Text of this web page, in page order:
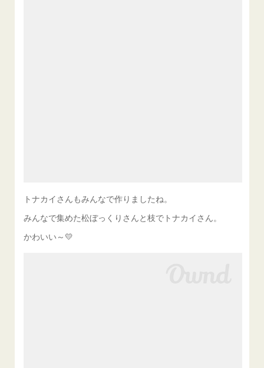
トナカイさんもみんなで作りましたね。
みんなで集めた松ぼっくりさんと枝でトナカイさん。
かわいい～💛